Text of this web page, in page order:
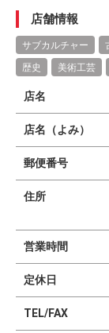
店舗情報
サブカルチャー
歴史
美術工芸
店名
店名（よみ）
郵便番号
住所
営業時間
定休日
TEL/FAX